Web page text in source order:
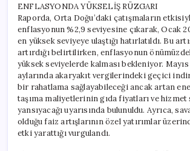
ENFLASYONDA YÜKSELİŞ RÜZGARI
Raporda, Orta Doğu’daki çatışmaların
enflasyonun %2,9 seviyesine çıkarak, Ocak
en yüksek seviyeye ulaştığı hatırlatıldı. Bu
artırdığı belirtilirken, enflasyonun
yüksek seviyelerde kalması bekleniyor.
aylarında akaryakıt vergilerindeki geçici
bir rahatlama sağlayabileceği ancak artan
taşıma maliyetlerinin gıda fiyatları ve
yansıyacağı uyarısında bulunuldu. Ayrıca,
olduğu faiz artışlarının özel yatırımlar
etki yarattığı vurgulandı.